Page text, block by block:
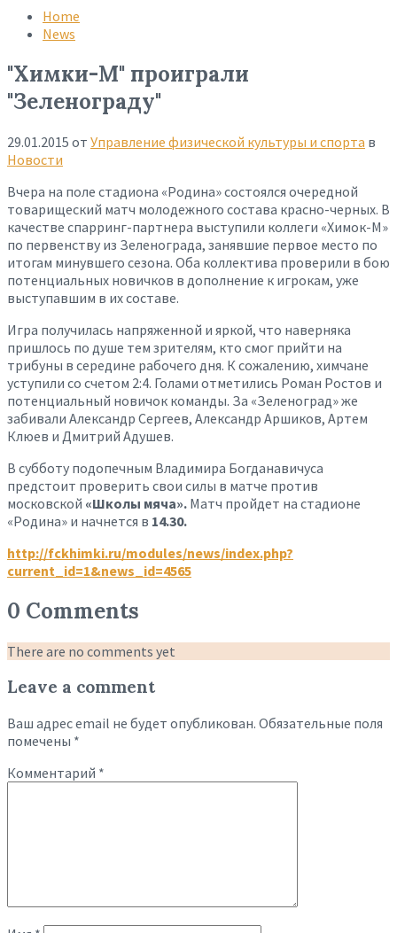
search
Home
News
"Химки-М" проиграли
"Зеленограду"
29.01.2015 от Управление физической культуры и спорта в
Новости
Вчера на поле стадиона «Родина» состоялся очередной
товарищеский матч молодежного состава красно-черных. В
качестве спарринг-партнера выступили коллеги «Химок-М»
по первенству из Зеленограда, занявшие первое место по
итогам минувшего сезона. Оба коллектива проверили в бою
потенциальных новичков в дополнение к игрокам, уже
выступавшим в их составе.
Игра получилась напряженной и яркой, что наверняка
пришлось по душе тем зрителям, кто смог прийти на
трибуны в середине рабочего дня. К сожалению, химчане
уступили со счетом 2:4. Голами отметились Роман Ростов и
потенциальный новичок команды. За «Зеленоград» же
забивали Александр Сергеев, Александр Аршиков, Артем
Клюев и Дмитрий Адушев.
В субботу подопечным Владимира Богданавичуса
предстоит проверить свои силы в матче против
московской «Школы мяча». Матч пройдет на стадионе
«Родина» и начнется в 14.30.
http://fckhimki.ru/modules/news/index.php?
current_id=1&news_id=4565
0 Comments
There are no comments yet
Leave a comment
Ваш адрес email не будет опубликован. Обязательные поля
помечены *
Комментарий *